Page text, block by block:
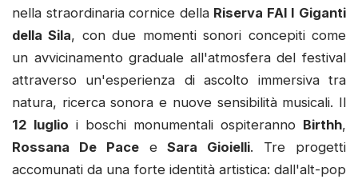
nella straordinaria cornice della Riserva FAI I Giganti
della Sila, con due momenti sonori concepiti come
un avvicinamento graduale all'atmosfera del festival
attraverso un'esperienza di ascolto immersiva tra
natura, ricerca sonora e nuove sensibilità musicali. Il
12 luglio i boschi monumentali ospiteranno Birthh,
Rossana De PaceeSara Gioielli. Tre progetti
accomunati da una forte identità artistica: dall'alt-pop